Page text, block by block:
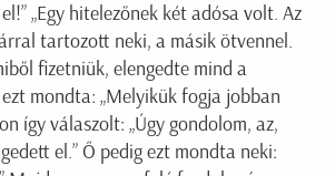
„Egy hitelezőnek két adósa volt. Az
tartozott neki, a másik ötvennel.
fizetniük, elengedte mind a
mondta: „Melyikük fogja jobban
így válaszolt: „Úgy gondolom, az,
el.” Ő pedig ezt mondta neki: